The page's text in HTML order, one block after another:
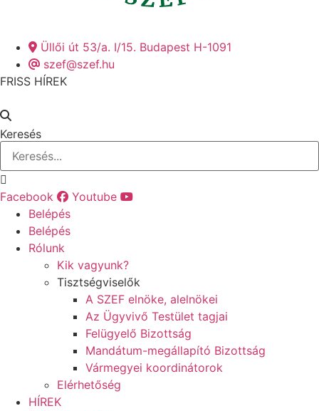
Üllői út 53/a. I/15. Budapest H-1091
szef@szef.hu
FRISS HÍREK
Keresés
Facebook
Youtube
Belépés
Belépés
Rólunk
Kik vagyunk?
Tisztségviselők
A SZEF elnöke, alelnökei
Az Ügyvivő Testület tagjai
Felügyelő Bizottság
Mandátum-megállapító Bizottság
Vármegyei koordinátorok
Elérhetőség
HÍREK